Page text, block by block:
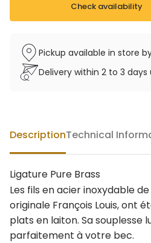
Check availability
Pickup available in store
Delivery within 2 to 3
DescriptionTechnical
Ligature Pure Brass
Les fils en acier inoxydable
originale François Louis, ont
plats en laiton. Sa souplesse
parfaitement à votre bec.